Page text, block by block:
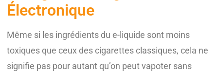
Électronique
Même si les ingrédients du e-liquide sont moins
toxiques que ceux des cigarettes classiques, cela ne
signifie pas pour autant qu’on peut vapoter sans